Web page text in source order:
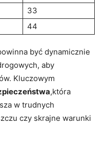
33
44
być‌ dynamicznie
aby
​Kluczowym⁤
,która
w‍ trudnych
czy⁣ skrajne warunki